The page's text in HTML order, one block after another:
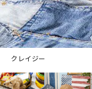
クレイジー